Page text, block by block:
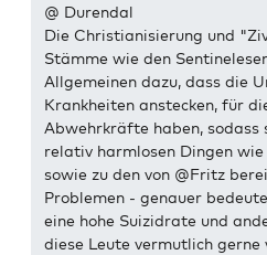
@ Durendal
Die Christianisierung und
Stämme wie den
Allgemeinen dazu, dass die
Krankheiten anstecken, für
Abwehrkräfte haben, sodass
relativ harmlosen Dingen
sowie zu den von @Fritz
Problemen - genauer
eine hohe Suizidrate und
diese Leute vermutlich gerne